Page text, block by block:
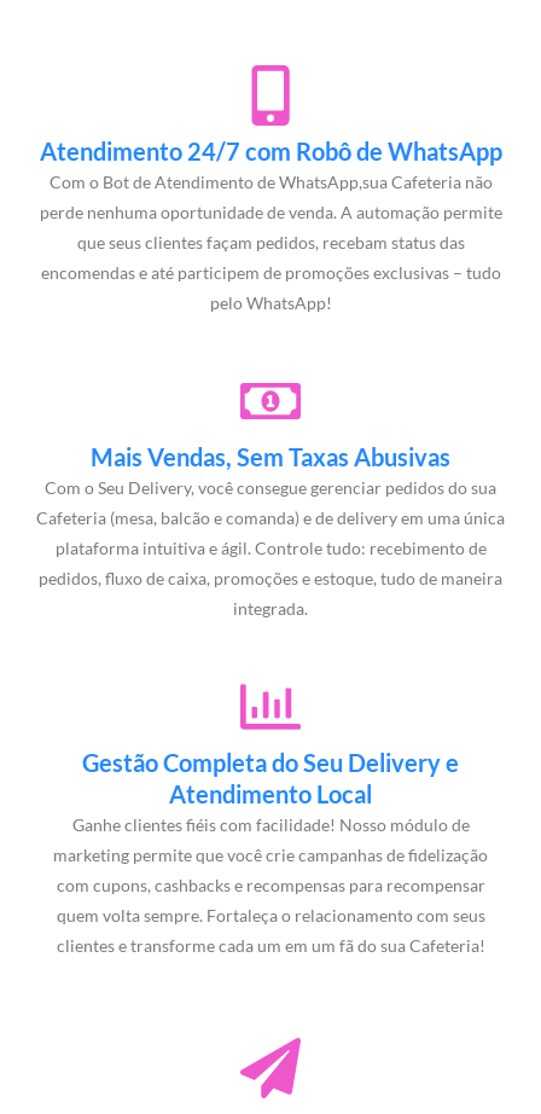
Atendimento 24/7 com Robô de WhatsApp
Com o Bot de Atendimento de WhatsApp,sua Cafeteria não
perde nenhuma oportunidade de venda. A automação permite
que seus clientes façam pedidos, recebam status das
encomendas e até participem de promoções exclusivas – tudo
pelo WhatsApp!
Mais Vendas, Sem Taxas Abusivas
Com o Seu Delivery, você consegue gerenciar pedidos do sua
Cafeteria (mesa, balcão e comanda) e de delivery em uma única
plataforma intuitiva e ágil. Controle tudo: recebimento de
pedidos, fluxo de caixa, promoções e estoque, tudo de maneira
integrada.
Gestão Completa do Seu Delivery e
Atendimento Local
Ganhe clientes fiéis com facilidade! Nosso módulo de
marketing permite que você crie campanhas de fidelização
com cupons, cashbacks e recompensas para recompensar
quem volta sempre. Fortaleça o relacionamento com seus
clientes e transforme cada um em um fã do sua Cafeteria!